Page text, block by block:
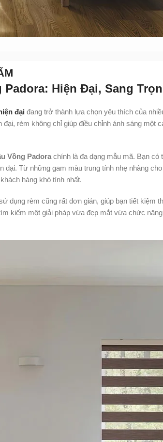
Padora: Hiện Đại, Sang
đại đang trở thành lựa chọn yêu thích của
rèm không chỉ giúp điều chỉnh ánh sáng một
Vồng Padora chính là đa dạng mẫu mã. Bạn
đại. Từ những gam màu trung tính nhẹ nhàng
hàng khó tính nhất.
dụng rèm cũng rất đơn giản, giúp bạn tiết kiệm
kiếm một giải pháp vừa đẹp mắt vừa chức